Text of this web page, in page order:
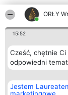
ORŁY
15:52
Cześć, chętnie
odpowiedni
Jestem
Organizator
Bright Side Solutions sp.